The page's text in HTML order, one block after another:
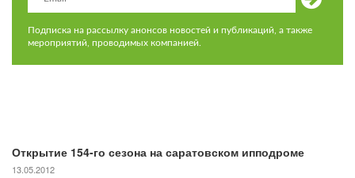
Подписка на рассылку анонсов новостей и публикаций, а также
мероприятий, проводимых компанией.
Открытие 154-го сезона на саратовском ипподроме
13.05.2012